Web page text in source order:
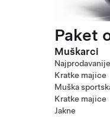
Paket
Muškarci
Najprodavanije
Kratke majice
Muška
Kratke majice
Jakne